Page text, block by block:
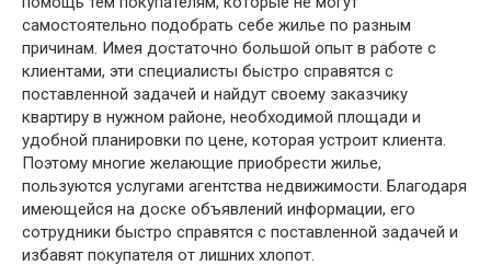
самостоятельно подобрать себе жилье по разным
причинам. Имея достаточно большой опыт в работе с
клиентами, эти специалисты быстро справятся с
поставленной задачей и найдут своему заказчику
квартиру в нужном районе, необходимой площади и
удобной планировки по цене, которая устроит клиента.
Поэтому многие желающие приобрести жилье,
пользуются услугами агентства недвижимости. Благодаря
имеющейся на доске объявлений информации, его
сотрудники быстро справятся с поставленной задачей и
избавят покупателя от лишних хлопот.